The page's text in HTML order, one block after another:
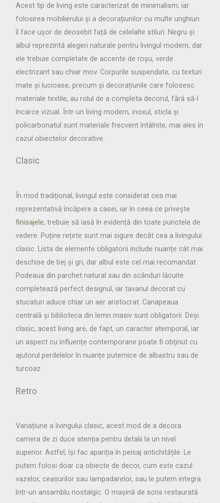
Acest tip de living este caracterizat de minimalism, iar
folosirea mobilierului și a decorațiunilor cu multe unghiuri
îl face ușor de deosebit față de celelalte stiluri. Negru și
albul reprezintă alegeri naturale pentru livingul modern, dar
ele trebuie completate de accente de roșu, verde
electrizant sau chiar mov. Corpurile suspendate, cu texturi
mate și lucioase, precum și decorațiunile care folosesc
materiale textile, au rolul de a completa decorul, fără să-l
încarce vizual. Într-un living modern, inoxul, sticla și
policarbonatul sunt materiale frecvent întâlnite, mai ales în
cazul obiectelor decorative.
Clasic
În mod tradițional, livingul este considerat cea mai
reprezentativă încăpere a casei, iar în ceea ce privește
finisajele, trebuie să iasă în evidență din toate punctele de
vedere. Puține rețete sunt mai sigure decât cea a livingului
clasic. Lista de elemente obligatorii include nuanțe cât mai
deschise de bej și gri, dar albul este cel mai recomandat.
Podeaua din parchet natural sau din scânduri lăcuite
completează perfect designul, iar tavanul decorat cu
stucaturi aduce chiar un aer aristocrat. Canapeaua
centrală și biblioteca din lemn masiv sunt obligatorii. Deși
clasic, acest living are, de fapt, un caracter atemporal, iar
un aspect cu influențe contemporane poate fi obținut cu
ajutorul perdelelor în nuanțe puternice de albastru sau de
turcoaz.
Retro
Variațiune a livingului clasic, acest mod de a decora
camera de zi duce atenția pentru detalii la un nivel
superior. Astfel, își fac apariția în peisaj antichitățile. Le
putem folosi doar ca obiecte de decor, cum este cazul
vazelor, ceasurilor sau lampadarelor, sau le putem integra
într-un ansamblu nostalgic. O mașină de scris restaurată